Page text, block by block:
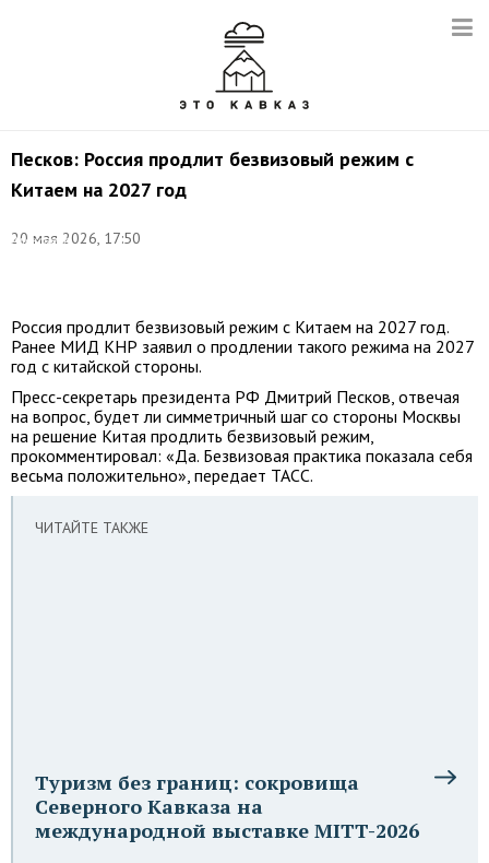
Песков: Россия продлит безвизовый режим с
Китаем на 2027 год
20 мая 2026, 17:50
Александр
Россия продлит безвизовый режим с Китаем на 2027 год.
Ранее МИД КНР заявил о продлении такого режима на 2027
год с китайской стороны.
Пресс-секретарь президента РФ Дмитрий Песков, отвечая
на вопрос, будет ли симметричный шаг со стороны Москвы
на решение Китая продлить безвизовый режим,
прокомментировал: «Да. Безвизовая практика показала себя
весьма положительно», передает ТАСС.
ЧИТАЙТЕ ТАКЖЕ
Туризм без границ: сокровища
Северного Кавказа на
международной выставке MITT-2026